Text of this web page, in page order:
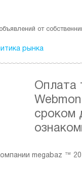
от
рынка
Оплата
сроком
megabaz ™